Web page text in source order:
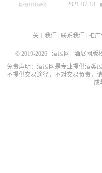
2021-07-18
关于我们 联系我们 推
© 2019-2026 酒展网 酒展网版
免责声明：酒展网是专业提供酒类
不提供交易途径，不对交易负责，
成